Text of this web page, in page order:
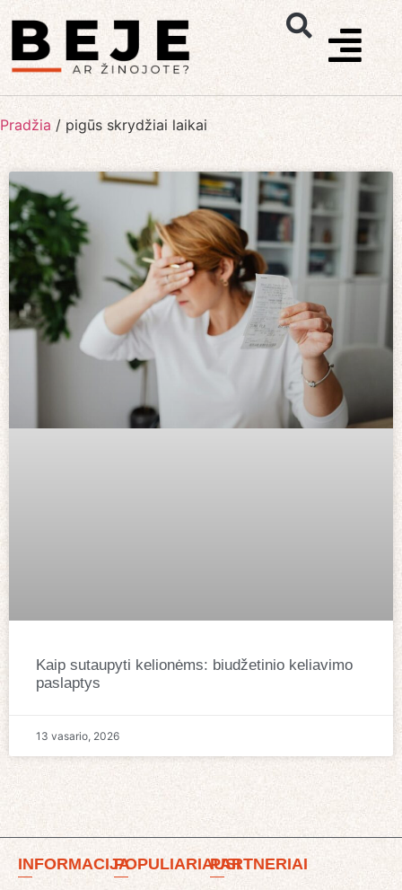
Pradžia / pigūs skrydžiai laikai
Kaip sutaupyti kelionėms: biudžetinio keliavimo
paslaptys
13 vasario, 2026
INFORMACIJAPOPULIARIAUSIPARTNERIAI